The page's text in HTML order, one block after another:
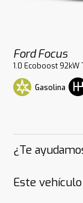
Ford Focus
1.0 Ecoboost 92kW
Gasolina
¿Te
Este